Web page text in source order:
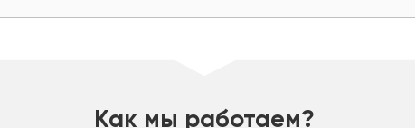
Как мы работаем?